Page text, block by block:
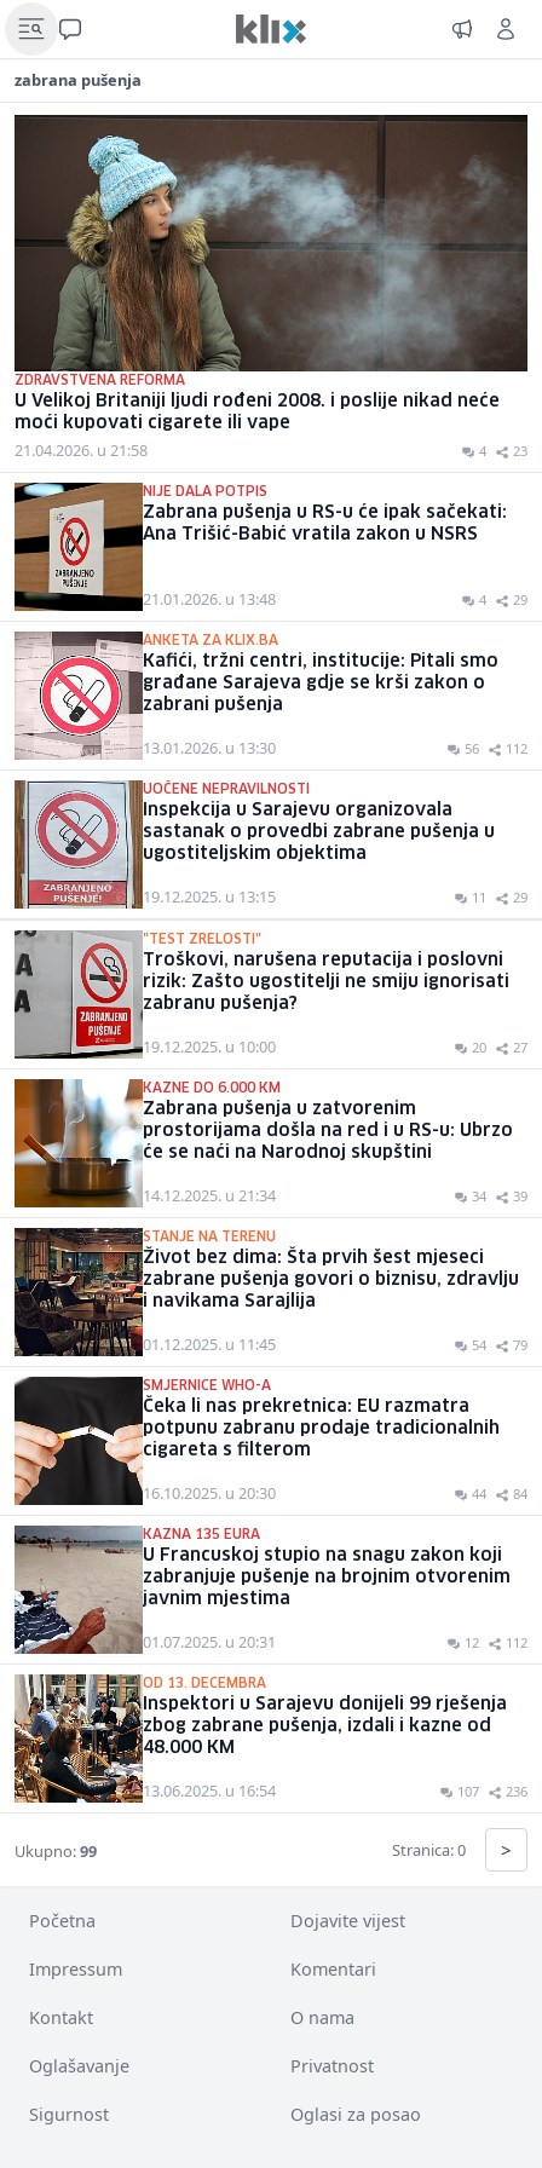
zabrana pušenja
ZDRAVSTVENA REFORMA
U Velikoj Britaniji ljudi rođeni 2008. i poslije nikad neće
moći kupovati cigarete ili vape
21.04.2026. u 21:58 4 23
NIJE DALA POTPIS
Zabrana pušenja u RS-u će ipak sačekati:
Ana Trišić-Babić vratila zakon u NSRS
21.01.2026. u 13:48 4 29
ANKETA ZA KLIX.BA
Kafići, tržni centri, institucije: Pitali smo
građane Sarajeva gdje se krši zakon o
zabrani pušenja
13.01.2026. u 13:30 56 112
UOČENE NEPRAVILNOSTI
Inspekcija u Sarajevu organizovala
sastanak o provedbi zabrane pušenja u
ugostiteljskim objektima
19.12.2025. u 13:15 11 29
"TEST ZRELOSTI"
Troškovi, narušena reputacija i poslovni
rizik: Zašto ugostitelji ne smiju ignorisati
zabranu pušenja?
19.12.2025. u 10:00 20 27
KAZNE DO 6.000 KM
Zabrana pušenja u zatvorenim
prostorijama došla na red i u RS-u: Ubrzo
će se naći na Narodnoj skupštini
14.12.2025. u 21:34 34 39
STANJE NA TERENU
Život bez dima: Šta prvih šest mjeseci
zabrane pušenja govori o biznisu, zdravlju
i navikama Sarajlija
01.12.2025. u 11:45 54 79
SMJERNICE WHO-A
Čeka li nas prekretnica: EU razmatra
potpunu zabranu prodaje tradicionalnih
cigareta s filterom
16.10.2025. u 20:30 44 84
KAZNA 135 EURA
U Francuskoj stupio na snagu zakon koji
zabranjuje pušenje na brojnim otvorenim
javnim mjestima
01.07.2025. u 20:31 12 112
OD 13. DECEMBRA
Inspektori u Sarajevu donijeli 99 rješenja
zbog zabrane pušenja, izdali i kazne od
48.000 KM
13.06.2025. u 16:54 107 236
Ukupno:99 Stranica: 0 >
Početna Dojavite vijest
Impressum Komentari
Kontakt O nama
Oglašavanje Privatnost
Sigurnost Oglasi za posao